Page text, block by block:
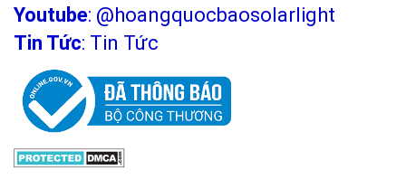
Youtube: @hoangquocbaosolarlight
Tin Tức: Tin Tức